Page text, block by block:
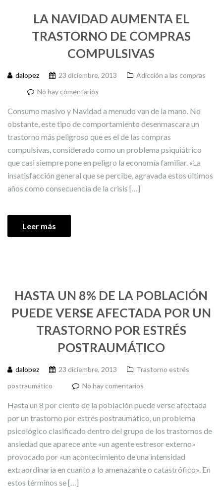
LA NAVIDAD AUMENTA EL
TRASTORNO DE COMPRAS
COMPULSIVAS
dalopez 23 diciembre, 2013
Adicción a las compras
No hay comentarios
Consumo masivo y Navidad a menudo van de la mano. No
obstante, este tipo de comportamiento desenmascara un
trastorno más peligroso que es el de las compras
compulsivas, considerado como un problema psiquiátrico
que casi siempre pone en peligro la economía familiar. «La
insatisfacción general que se percibe, agravada estos últimos
años como consecuencia de la crisis […]
Leer más
HASTA UN 8% DE LA POBLACIÓN
PUEDE VERSE AFECTADA POR UN
TRASTORNO POR ESTRÉS
POSTRAUMÁTICO
dalopez 23 diciembre, 2013
Trastorno estrés
postraumático
No hay comentarios
Hasta un 8 por ciento de la población puede verse afectada
por un trastorno por estrés postraumático, un problema
psicológico clasificado dentro del grupo de los trastornos de
ansiedad que aparece ante «un agente estresor externo»
provocado por «un acontecimiento de una intensidad
extraordinaria en cuanto a lo amenazante o catastrófico». En
estos términos se […]